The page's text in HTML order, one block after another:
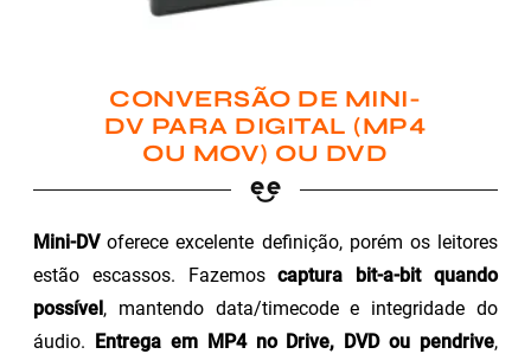
CONVERSÃO DE MINI-
DV PARA DIGITAL (MP4
OU MOV) OU DVD
Mini-DVoferece excelente definição, porém os leitores
estão escassos. Fazemoscaptura bit-a-bit quando
possível, mantendo data/timecode e integridade do
áudio. Entrega em MP4 no Drive, DVD ou pendrive,